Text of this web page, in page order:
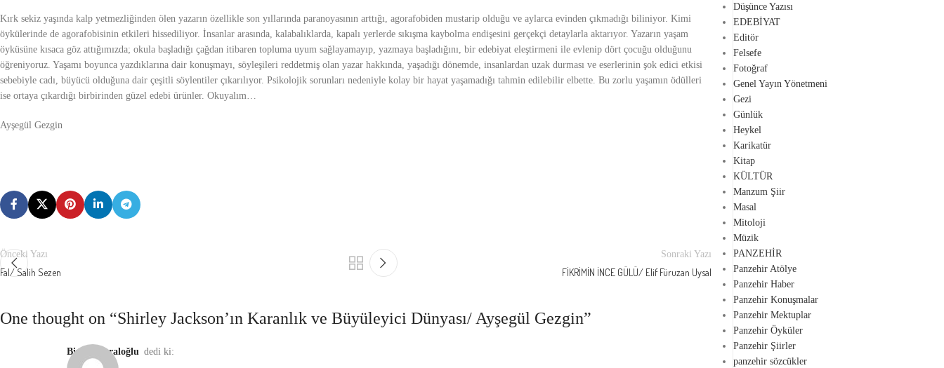
Kırk sekiz yaşında kalp yetmezliğinden ölen yazarın özellikle son yıllarında paranoyasının arttığı, agorafobiden mustarip olduğu ve aylarca evinden çıkmadığı biliniyor. Kimi
öykülerinde de agorafobisinin etkileri hissediliyor. İnsanlar arasında, kalabalıklarda, kapalı yerlerde sıkışma kaybolma endişesini gerçekçi detaylarla aktarıyor. Yazarın yaşam
öyküsüne kısaca göz attığımızda; okula başladığı çağdan itibaren topluma uyum sağlayamayıp, yazmaya başladığını, bir edebiyat eleştirmeni ile evlenip dört çocuğu olduğunu
öğreniyoruz. Yaşamı boyunca yazdıklarına dair konuşmayı, söyleşileri reddetmiş olan yazar hakkında, yaşadığı dönemde, insanlardan uzak durması ve eserlerinin şok edici etkisi
sebebiyle cadı, büyücü olduğuna dair çeşitli söylentiler çıkarılıyor. Psikolojik sorunları nedeniyle kolay bir hayat yaşamadığı tahmin edilebilir elbette. Bu zorlu yaşamın ödülleri
ise ortaya çıkardığı birbirinden güzel edebi ürünler. Okuyalım…
Ayşegül Gezgin
Önceki Yazı
Fal/ Salih Sezen
Sonraki Yazı
FİKRİMİN İNCE GÜLÜ/ Elif Füruzan Uysal
One thought on “Shirley Jackson’ın Karanlık ve Büyüleyici Dünyası/ Ayşegül Gezgin”
Birsen Karaloğlu dedi ki:
Düşünce Yazısı
EDEBİYAT
Editör
Felsefe
Fotoğraf
Genel Yayın Yönetmeni
Gezi
Günlük
Heykel
Karikatür
Kitap
KÜLTÜR
Manzum Şiir
Masal
Mitoloji
Müzik
PANZEHİR
Panzehir Atölye
Panzehir Haber
Panzehir Konuşmalar
Panzehir Mektuplar
Panzehir Öyküler
Panzehir Şiirler
panzehir sözcükler